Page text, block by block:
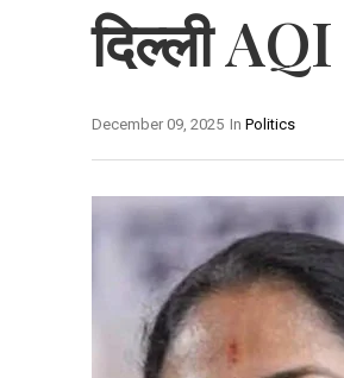
दिल्ली AQI
In Politics
December 09, 2025